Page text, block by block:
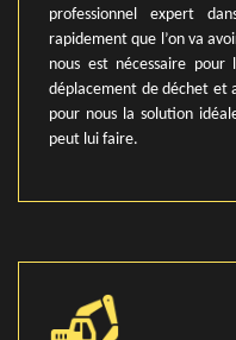
professionnel expert
rapidement que l’on va
nous est nécessaire pour
déplacement de déchet et
pour nous la solution
peut lui faire.